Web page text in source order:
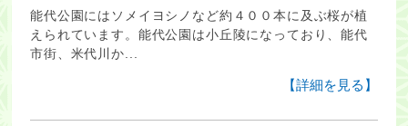
能代公園にはソメイヨシノなど約４００本に及ぶ桜が植
えられています。能代公園は小丘陵になっており、能代
市街、米代川か...
【詳細を見る】